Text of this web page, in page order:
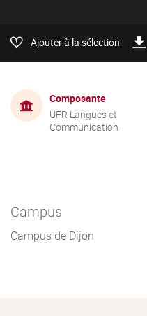
Ajouter à la sélection
Composante
UFR Langues et
Communication
Campus
Campus de Dijon